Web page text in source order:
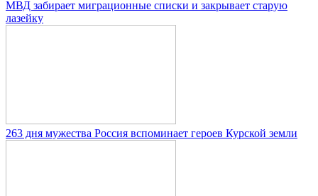
МВД забирает миграционные списки и закрывает старую
лазейку
263 дня мужества Россия вспоминает героев Курской земли